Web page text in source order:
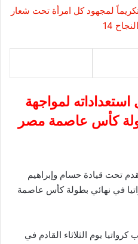
لمواجهة
كأس عاصمة مصر
تحت قيادة حسام وإبراهيم
في نهائي بطولة كأس عاصمة
يوم الثلاثاء القادم في